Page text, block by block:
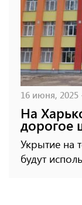
16 июня, 2025
На
дорогое
Укрытие на
будут